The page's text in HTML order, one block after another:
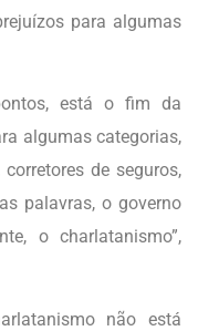
para algumas
está o fim da
algumas categorias,
de seguros,
palavras, o governo
o charlatanismo”,
não está